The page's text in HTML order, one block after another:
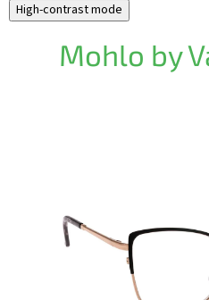
High-contrast mode
Mohlo by